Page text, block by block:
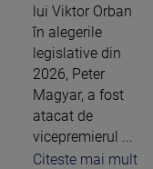
lui Viktor Orban
în alegerile
legislative din
2026, Peter
Magyar, a fost
atacat de
vicepremierul ...
Citeste mai mult